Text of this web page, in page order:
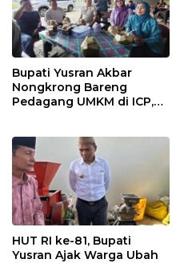
Bupati Yusran Akbar
Nongkrong Bareng
Pedagang UMKM di ICP,
Kerakyatan
HUT RI ke-81, Bupati
Yusran Ajak Warga Ubah